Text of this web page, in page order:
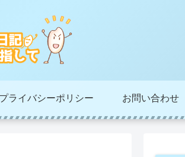
プライバシーポリシー お問い合わせ